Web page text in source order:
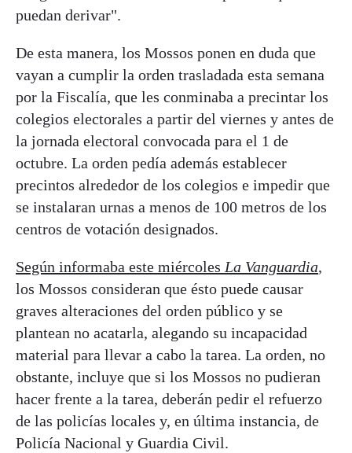
puedan derivar".
De esta manera, los Mossos ponen en duda que
vayan a cumplir la orden trasladada esta semana
por la Fiscalía, que les conminaba a precintar los
colegios electorales a partir del viernes y antes de
la jornada electoral convocada para el 1 de
octubre. La orden pedía además establecer
precintos alrededor de los colegios e impedir que
se instalaran urnas a menos de 100 metros de los
centros de votación designados.
Según informaba este miércoles La Vanguardia,
los Mossos consideran que ésto puede causar
graves alteraciones del orden público y se
plantean no acatarla, alegando su incapacidad
material para llevar a cabo la tarea. La orden, no
obstante, incluye que si los Mossos no pudieran
hacer frente a la tarea, deberán pedir el refuerzo
de las policías locales y, en última instancia, de
Policía Nacional y Guardia Civil.